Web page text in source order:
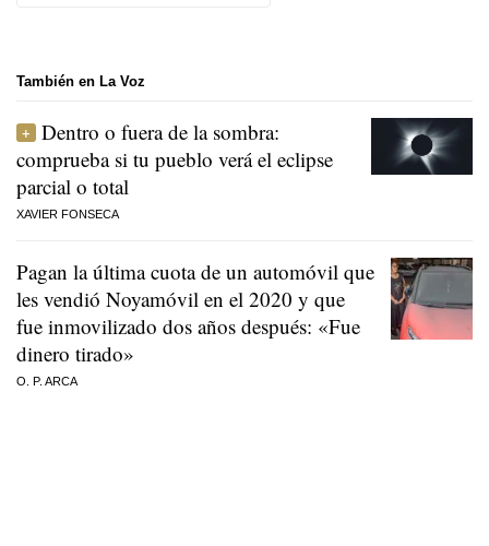
También en La Voz
Dentro o fuera de la sombra:
comprueba si tu pueblo verá el eclipse
parcial o total
XAVIER FONSECA
Pagan la última cuota de un automóvil que
les vendió Noyamóvil en el 2020 y que
fue inmovilizado dos años después: «Fue
dinero tirado»
O. P. ARCA